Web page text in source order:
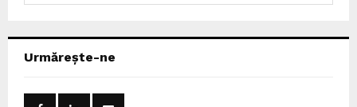
h
Urmărește-ne